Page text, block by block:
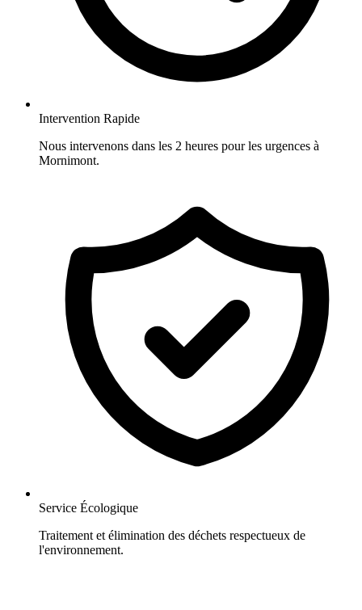
Intervention Rapide
Nous intervenons dans les 2 heures pour les urgences à
Mornimont.
Service Écologique
Traitement et élimination des déchets respectueux de
l'environnement.